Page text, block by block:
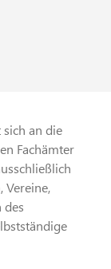
an die
Fachämter
Vereine,
des